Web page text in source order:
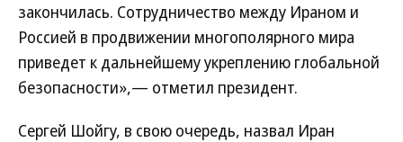
закончилась. Сотрудничество между Ираном и
Россией в продвижении многополярного мира
приведет к дальнейшему укреплению глобальной
безопасности»,— отметил президент.
Сергей Шойгу, в свою очередь, назвал Иран